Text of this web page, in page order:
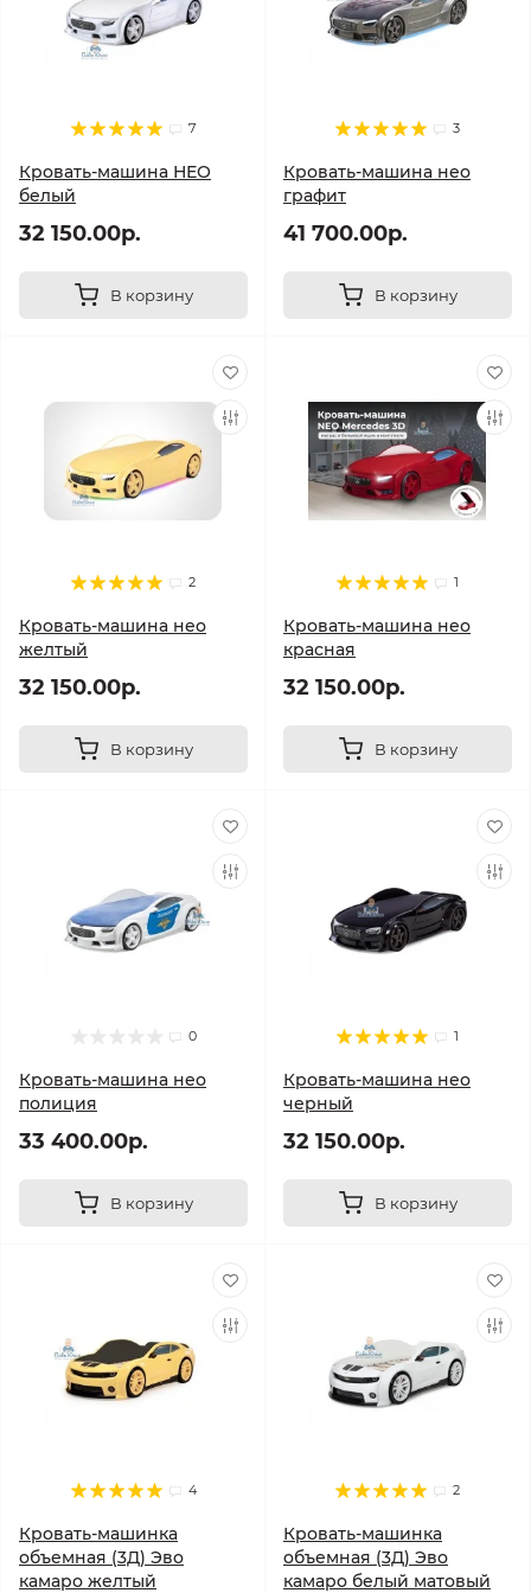
быстрая доставка - день в день, доступная цена и
7
Кровать-машина НЕО
белый
32 150.00р.
В корзину
3
Кровать-машина нео
графит
41 700.00р.
В корзину
2
Кровать-машина нео
желтый
32 150.00р.
В корзину
1
Кровать-машина нео
красная
32 150.00р.
В корзину
0
Кровать-машина нео
полиция
33 400.00р.
В корзину
1
Кровать-машина нео
черный
32 150.00р.
В корзину
4
Кровать-машинка
объемная (3Д) Эво
камаро желтый
2
Кровать-машинка
объемная (3Д) Эво
камаро белый матовый